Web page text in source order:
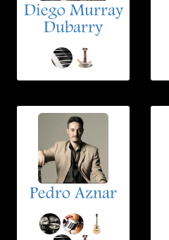
Diego Murray
Dubarry
Pedro Aznar